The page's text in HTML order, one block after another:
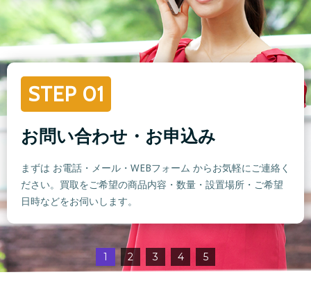
STEP 01
お問い合わせ・お申込み
まずは お電話・メール・WEBフォーム からお気軽にご連絡く
ださい。買取をご希望の商品内容・数量・設置場所・ご希望
日時などをお伺いします。
1 2 3 4 5